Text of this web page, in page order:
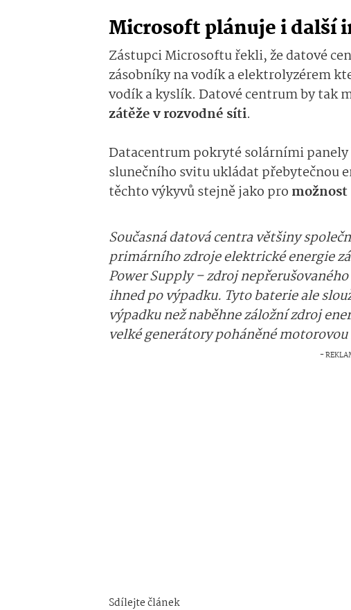
Microsoft plánuje i další
Zástupci Microsoftu řekli, že datové
zásobníky na vodík a elektrolyzérem
vodík a kyslík. Datové centrum by tak
zátěže v rozvodné síti.
Datacentrum pokryté solárními
slunečního svitu ukládat přebytečnou
těchto výkyvů stejně jako pro
Současná datová centra většiny
primárního zdroje elektrické energie
Power Supply – zdroj
ihned po výpadku. Tyto baterie ale
výpadku než naběhne záložní zdroj
velké generátory poháněné
Sdílejte článek